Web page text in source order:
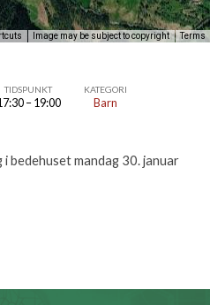
Image may be subject to copyright Terms
TIDSPUNKT
– 19:00
KATEGORI
Barn
bedehuset mandag 30. januar